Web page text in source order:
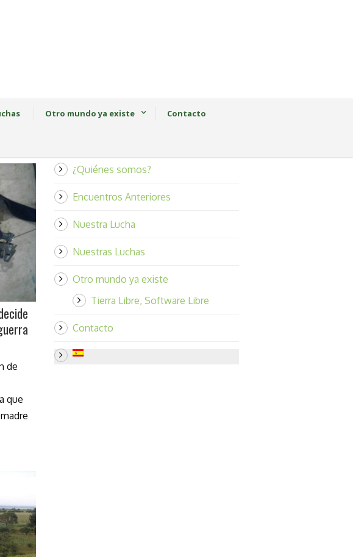
Otro mundo ya existe Contacto
de
que
¿Quiénes somos?
Encuentros Anteriores
Nuestra Lucha
Nuestras Luchas
Otro mundo ya existe
Tierra Libre, Software Libre
Contacto